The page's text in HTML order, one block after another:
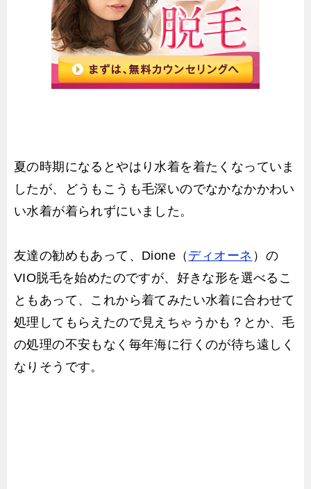
夏の時期になるとやはり水着を着たくなっていま
したが、どうもこうも毛深いのでなかなかかわい
い水着が着られずにいました。
友達の勧めもあって、Dione（ ディオーネ ）の
VIO脱毛を始めたのですが、好きな形を選べるこ
ともあって、これから着てみたい水着に合わせて
処理してもらえたので見えちゃうかも？とか、毛
の処理の不安もなく毎年海に行くのが待ち遠しく
なりそうです。